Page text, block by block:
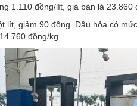
1.110 đồng/lít, giá bán là 23.860
lít, giảm 90 đồng. Dầu hỏa có
đồng/kg.